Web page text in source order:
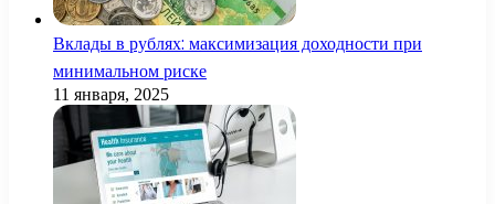
Вклады в рублях: максимизация доходности при
минимальном риске
11 января, 2025